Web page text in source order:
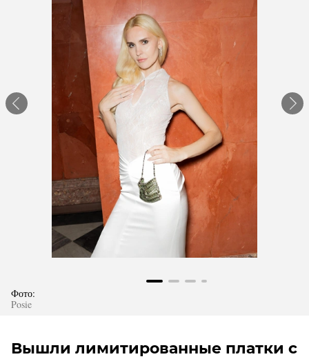
Фото:
Posie
Вышли лимитированные платки с